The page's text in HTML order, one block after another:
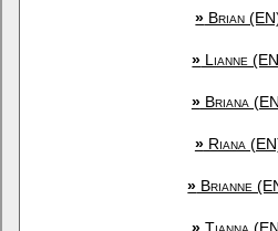
» Brian
» Lianne
»Briana
»Riana
» Brianne